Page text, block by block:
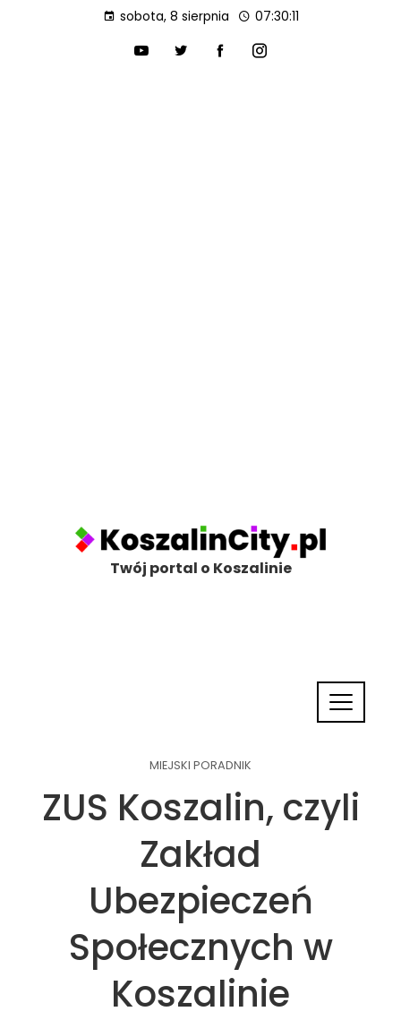
sobota, 8 sierpnia 07:30:12
Twój portal o Koszalinie
MIEJSKI PORADNIK
ZUS Koszalin, czyli
Zakład
Ubezpieczeń
Społecznych w
Koszalinie